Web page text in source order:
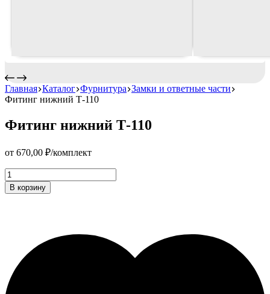
Главная Каталог Фурнитура Замки и ответные части
Фитинг нижний Т-110
Фитинг нижний Т-110
от 670,00 ₽/комплект
Фитинг
нижний
Т-110
В корзину